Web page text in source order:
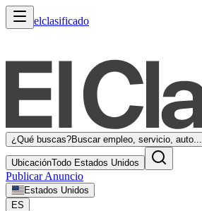
elclasificado
¿Qué buscas?Buscar empleo, servicio, auto...
UbicaciónTodo Estados Unidos
Publicar Anuncio
Estados Unidos
ES